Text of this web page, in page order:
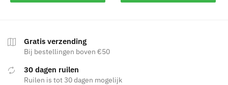
Gratis verzending
Bij bestellingen boven €50
30 dagen ruilen
Ruilen is tot 30 dagen mogelijk